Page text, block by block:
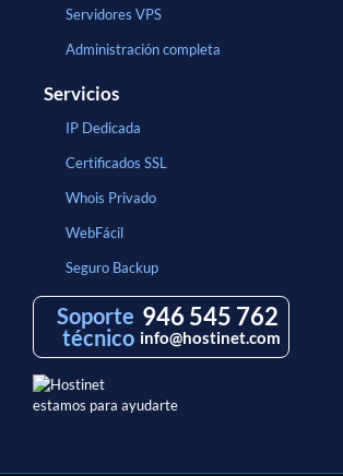
Servidores VPS
Administración completa
Servicios
IP Dedicada
Certificados SSL
Whois Privado
WebFácil
Seguro Backup
Soporte
técnico
946 545 762
info@hostinet.com
estamos para ayudarte